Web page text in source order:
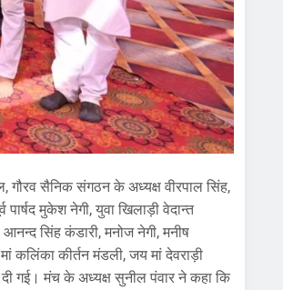
गौरव सैनिक संगठन के अध्यक्ष वीरपाल सिंह,
पार्षद मुकेश नेगी, युवा खिलाड़ी वेदान्त
सिंह कंडारी, मनोज नेगी, मनीष
कलिंका कीर्तन मंडली, जय मां देवराड़ी
गई। मंच के अध्यक्ष सुनील पंवार ने कहा कि